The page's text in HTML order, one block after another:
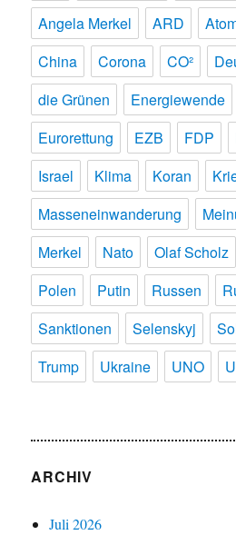
Angela Merkel
ARD
China
Corona CO²
die Grünen
Energiewende
Eurorettung
EZB FDP
Israel
Klima Koran
Masseneinwanderung
Merkel
Nato Olaf Scholz
Polen
Putin Russen
Sanktionen
Selenskyj
Trump
Ukraine UNO
ARCHIV
Juli 2026